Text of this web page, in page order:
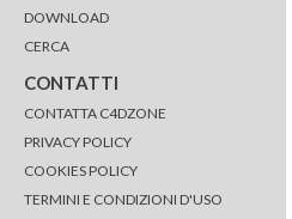
DOWNLOAD
CERCA
CONTATTI
CONTATTA C4DZONE
PRIVACY POLICY
COOKIES POLICY
TERMINI E CONDIZIONI D'USO